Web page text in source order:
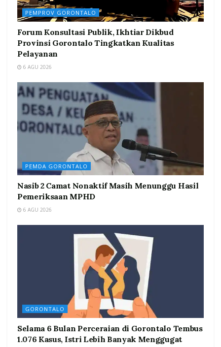
PEMPROV GORONTALO
Forum Konsultasi Publik, Ikhtiar Dikbud
Provinsi Gorontalo Tingkatkan Kualitas
Pelayanan
6 AGU 2026
PEMDA GORONTALO
Nasib 2 Camat Nonaktif Masih Menunggu Hasil
Pemeriksaan MPHD
6 AGU 2026
GORONTALO
Selama 6 Bulan Perceraian di Gorontalo Tembus
1.076 Kasus, Istri Lebih Banyak Menggugat